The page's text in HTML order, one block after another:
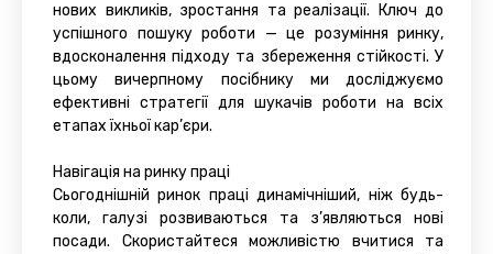
нових викликів, зростання та реалізації. Ключ до
успішного пошуку роботи — це розуміння ринку,
вдосконалення підходу та збереження стійкості. У
цьому вичерпному посібнику ми досліджуємо
ефективні стратегії для шукачів роботи на всіх
етапах їхньої кар’єри.
Навігація на ринку праці
Сьогоднішній ринок праці динамічніший, ніж будь-
коли, галузі розвиваються та з’являються нові
посади. Скористайтеся можливістю вчитися та